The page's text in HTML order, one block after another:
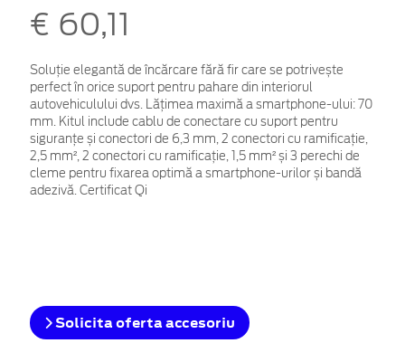
€ 60,11
Soluție elegantă de încărcare fără fir care se potrivește
perfect în orice suport pentru pahare din interiorul
autovehiculului dvs. Lățimea maximă a smartphone-ului: 70
mm. Kitul include cablu de conectare cu suport pentru
siguranțe și conectori de 6,3 mm, 2 conectori cu ramificație,
2,5 mm², 2 conectori cu ramificație, 1,5 mm² și 3 perechi de
cleme pentru fixarea optimă a smartphone-urilor și bandă
adezivă. Certificat Qi
Solicita oferta accesoriu